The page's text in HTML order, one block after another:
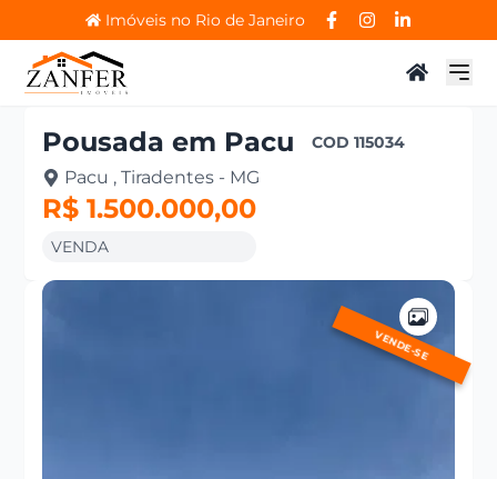
Imóveis no Rio de Janeiro
Pousada em Pacu COD115034
Pacu , Tiradentes - MG
R$ 1.500.000,00
VENDA
VENDE-SE